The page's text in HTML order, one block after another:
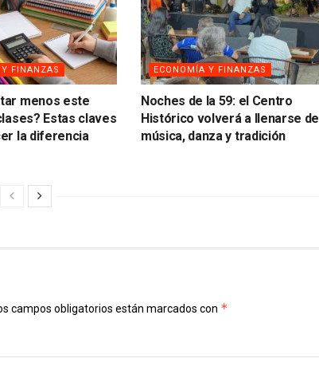
FINANZAS
menos este
Estas claves
la diferencia
ECONOMÍA Y FINANZAS
Noches de la 59: el Centro
Histórico volverá a llenarse de
música, danza y tradición
campos obligatorios están marcados con *